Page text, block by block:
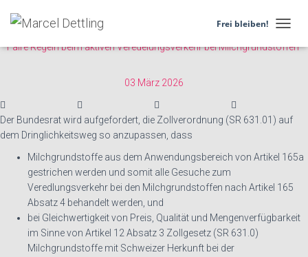
Frei bleiben!
A
I
N
S
H
26.3038
Faire Regeln beim aktiven Veredelungsverkehr bei Milchgrundstoffen
03 März 2026
Der Bundesrat wird aufgefordert, die Zollverordnung (SR 631.01) auf
dem Dringlichkeitsweg so anzupassen, dass
Milchgrundstoffe aus dem Anwendungsbereich von Artikel 165a
gestrichen werden und somit alle Gesuche zum
Veredlungsverkehr bei den Milchgrundstoffen nach Artikel 165
Absatz 4 behandelt werden, und
bei Gleichwertigkeit von Preis, Qualität und Mengenverfügbarkeit
im Sinne von Artikel 12 Absatz 3 Zollgesetz (SR 631.0)
Milchgrundstoffe mit Schweizer Herkunft bei der